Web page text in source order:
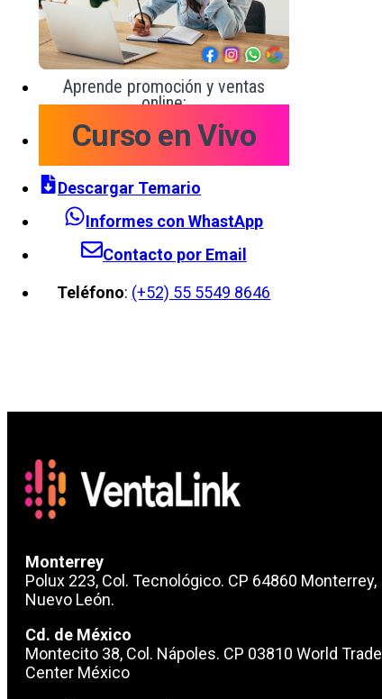
Aprende promoción y ventas
online:
Curso en Vivo
Descargar Temario
Informes con WhastApp
Contacto por Email
Teléfono: (+52) 55 5549 8646
Monterrey
Polux 223, Col. Tecnológico. CP 64860 Monterrey,
Nuevo León.
Cd. de México
Montecito 38, Col. Nápoles. CP 03810 World Trade
Center México